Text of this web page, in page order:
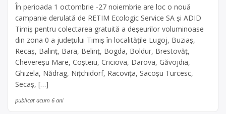
În perioada 1 octombrie -27 noiembrie are loc o nouă
campanie derulată de RETIM Ecologic Service SA și ADID
Timiș pentru colectarea gratuită a deșeurilor voluminoase
din zona 0 a judeţului Timiş în localitățile Lugoj, Buziaș,
Recaș, Balinț, Bara, Belinț, Bogda, Boldur, Brestovăț,
Chevereșu Mare, Coşteiu, Criciova, Darova, Găvojdia,
Ghizela, Nădrag, Nițchidorf, Racovița, Sacoșu Turcesc,
Secaș, […]
publicat acum 6 ani